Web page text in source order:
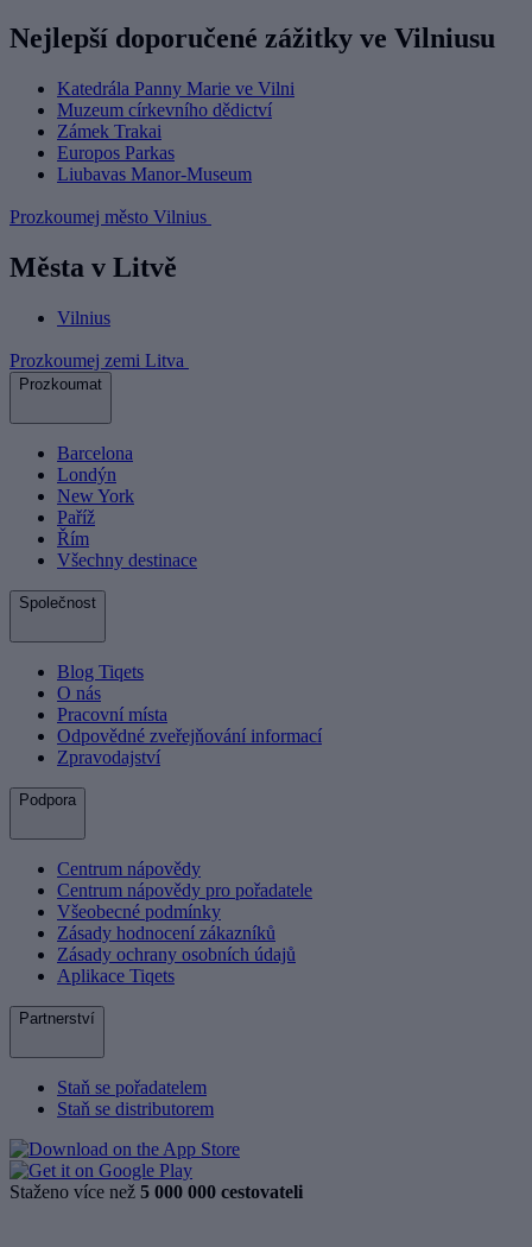
Nejlepší doporučené zážitky ve Vilniusu
Katedrála Panny Marie ve Vilni
Muzeum církevního dědictví
Zámek Trakai
Europos Parkas
Liubavas Manor-Museum
Prozkoumej město Vilnius
Města v Litvě
Vilnius
Prozkoumej zemi Litva
Prozkoumat
Barcelona
Londýn
New York
Paříž
Řím
Všechny destinace
Společnost
Blog Tiqets
O nás
Pracovní místa
Odpovědné zveřejňování informací
Zpravodajství
Podpora
Centrum nápovědy
Centrum nápovědy pro pořadatele
Všeobecné podmínky
Zásady hodnocení zákazníků
Zásady ochrany osobních údajů
Aplikace Tiqets
Partnerství
Staň se pořadatelem
Staň se distributorem
Staženo více než 5 000 000 cestovateli